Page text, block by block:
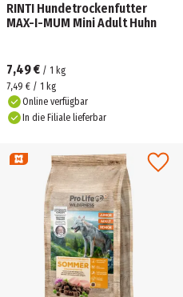
RINTI Hundetrockenfutter
MAX-I-MUM Mini Adult Huhn
7,49 € / 1 kg
7,49 € / 1 kg
Online verfügbar
In die Filiale lieferbar